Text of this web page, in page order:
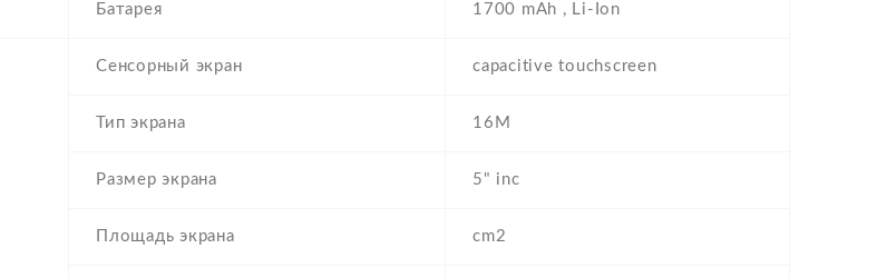
Батарея 1700 mAh , Li-Ion
Сенсорный экран capacitive touchscreen
Тип экрана 16M
Размер экрана 5" inc
Площадь экрана cm2